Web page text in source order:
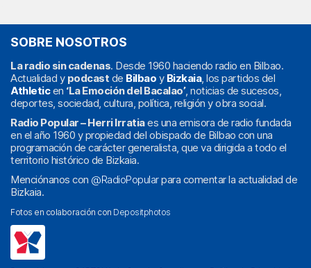
SOBRE NOSOTROS
La radio sin cadenas. Desde 1960 haciendo radio en Bilbao.
Actualidad y podcast de Bilbao y Bizkaia, los partidos del
Athleticen ‘La Emoción del Bacalao’, noticias de sucesos,
deportes, sociedad, cultura, política, religión y obra social.
Radio Popular – Herri Irratiaes una emisora de radio fundada
en el año 1960 y propiedad del obispado de Bilbao con una
programación de carácter generalista, que va dirigida a todo el
territorio histórico de Bizkaia.
Menciónanos con @RadioPopularpara comentar la actualidad de
Bizkaia.
Fotos en colaboración con Depositphotos